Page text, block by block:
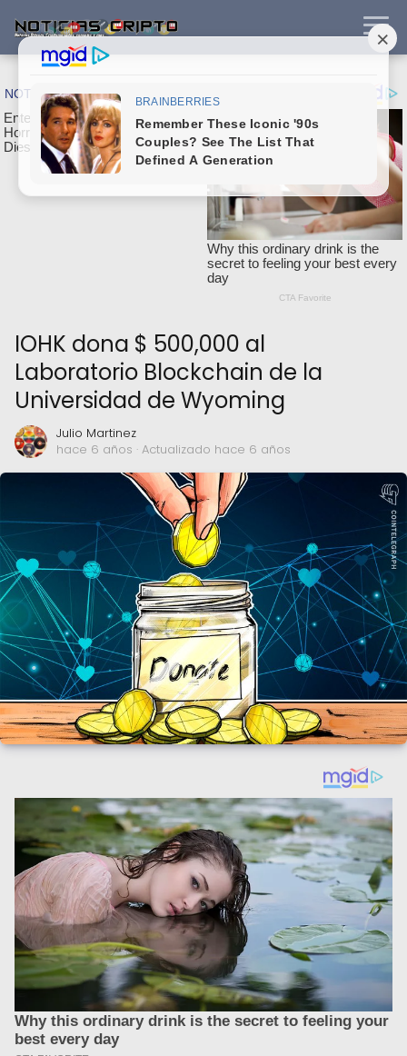
IOHK dona $ 500,000 al
Laboratorio Blockchain de la
Universidad de Wyoming
Julio Martinez
hace 6 años · Actualizado hace 6 años